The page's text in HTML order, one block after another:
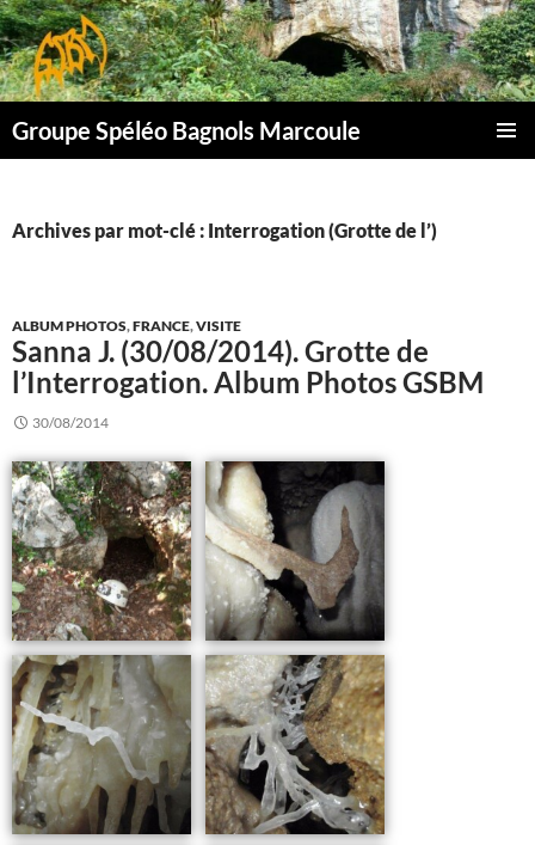
Aller
au
contenu
Groupe Spéléo Bagnols Marcoule
Archives par mot-clé : Interrogation (Grotte de l’)
ALBUM PHOTOS,FRANCE,VISITE
Sanna J. (30/08/2014). Grotte de
l’Interrogation. Album Photos GSBM
30/08/2014